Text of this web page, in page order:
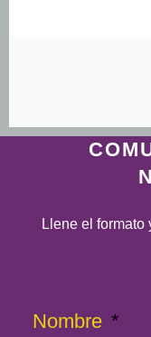
Llene el formato
Nombre